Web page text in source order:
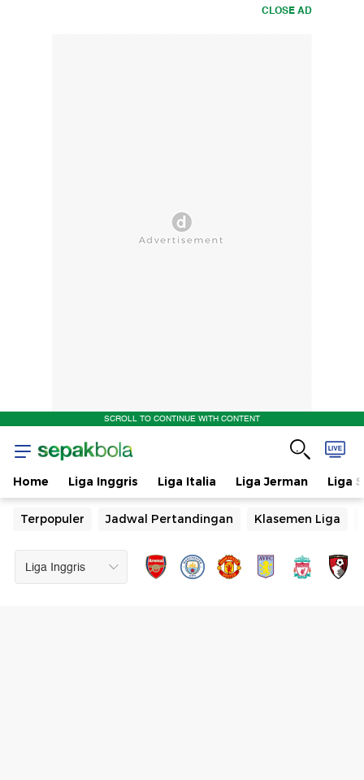
CLOSE AD
SCROLL TO CONTINUE WITH CONTENT
Home Liga Inggris Liga Italia Liga Jerman Liga
Terpopuler Jadwal Pertandingan Klasemen Liga